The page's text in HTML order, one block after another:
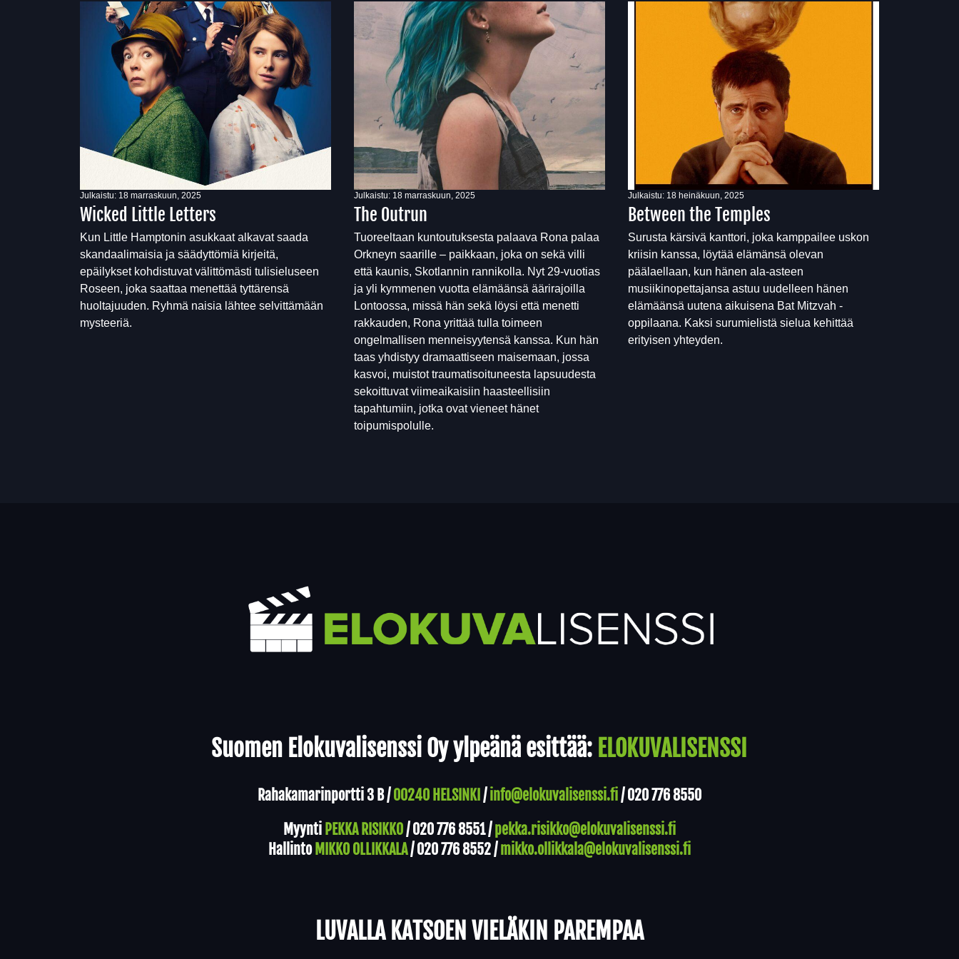
Julkaistu: 18 marraskuun, 2025
Wicked Little Letters
Kun Little Hamptonin asukkaat alkavat saada
skandaalimaisia ja säädyttömiä kirjeitä,
epäilykset kohdistuvat välittömästi tulisieluseen
Roseen, joka saattaa menettää tyttärensä
huoltajuuden. Ryhmä naisia lähtee selvittämään
mysteeriä.
Julkaistu: 18 marraskuun, 2025
The Outrun
Tuoreeltaan kuntoutuksesta palaava Rona palaa
Orkneyn saarille – paikkaan, joka on sekä villi
että kaunis, Skotlannin rannikolla. Nyt 29-vuotias
ja yli kymmenen vuotta elämäänsä äärirajoilla
Lontoossa, missä hän sekä löysi että menetti
rakkauden, Rona yrittää tulla toimeen
ongelmallisen menneisyytensä kanssa. Kun hän
taas yhdistyy dramaattiseen maisemaan, jossa
kasvoi, muistot traumatisoituneesta lapsuudesta
sekoittuvat viimeaikaisiin haasteellisiin
tapahtumiin, jotka ovat vieneet hänet
toipumispolulle.
Julkaistu: 18 heinäkuun, 2025
Between the Temples
Surusta kärsivä kanttori, joka kamppailee uskon
kriisin kanssa, löytää elämänsä olevan
päälaellaan, kun hänen ala-asteen
musiikinopettajansa astuu uudelleen hänen
elämäänsä uutena aikuisena Bat Mitzvah -
oppilaana. Kaksi surumielistä sielua kehittää
erityisen yhteyden.
Suomen Elokuvalisenssi Oy ylpeänä esittää: ELOKUVALISENSSI
Rahakamarinportti 3 B /00240 HELSINKI /info@elokuvalisenssi.fi/020 776 8550
Myynti PEKKA RISIKKO/020 776 8551/pekka.risikko@elokuvalisenssi.fi
Hallinto MIKKO OLLIKKALA/020 776 8552/mikko.ollikkala@elokuvalisenssi.fi
LUVALLA KATSOEN VIELÄKIN PAREMPAA